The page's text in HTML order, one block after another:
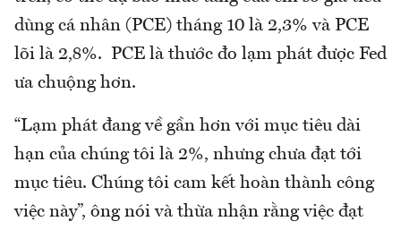
dùng cá nhân (PCE) tháng 10 là 2,3% và PCE
lõi là 2,8%. PCE là thước đo lạm phát được Fed
ưa chuộng hơn.
“Lạm phát đang về gần hơn với mục tiêu dài
hạn của chúng tôi là 2%, nhưng chưa đạt tới
mục tiêu. Chúng tôi cam kết hoàn thành công
việc này”, ông nói và thừa nhận rằng việc đạt